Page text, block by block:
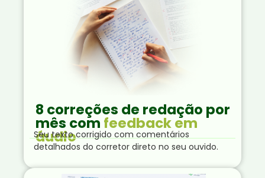
8 correções de redação por
mês com feedback em
áudio
Seu texto corrigido com comentários
detalhados do corretor direto no seu ouvido.